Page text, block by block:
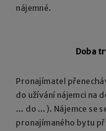
nájemné.
Doba
Pronajímatel
do užívání nájemci na
… do …). Nájemce se
pronajímaného bytu